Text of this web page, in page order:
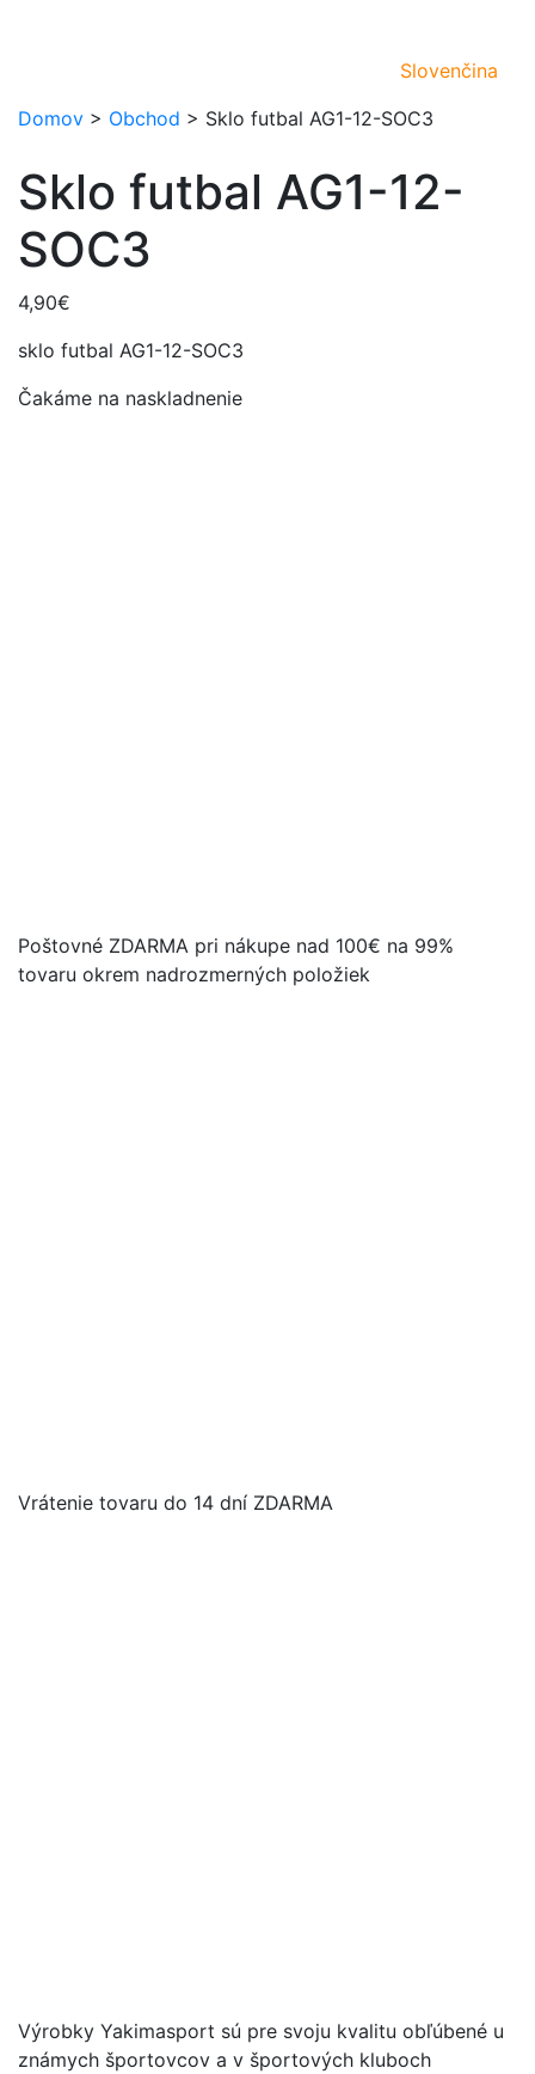
Slovenčina
Domov > Obchod > Sklo futbal AG1-12-SOC3
Sklo futbal AG1-12-
SOC3
4,90€
sklo futbal AG1-12-SOC3
Čakáme na naskladnenie
Poštovné ZDARMA pri nákupe nad 100€ na 99%
tovaru okrem nadrozmerných položiek
Vrátenie tovaru do 14 dní ZDARMA
Výrobky Yakimasport sú pre svoju kvalitu obľúbené u
známych športovcov a v športových kluboch